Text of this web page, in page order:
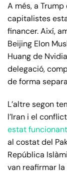
A més, a
capitalistes
financer. Així,
Beijing Elon
Huang de
delegació,
de forma
L’altre segon
l’Iran i el
estat
al costat del
República
van reafirmar